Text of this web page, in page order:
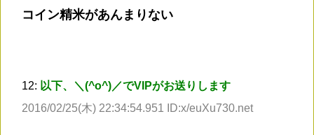
コイン精米があんまりない
12: 以下、＼(^o^)／でVIPがお送りします
2016/02/25(木) 22:34:54.951 ID:x/euXu730.net